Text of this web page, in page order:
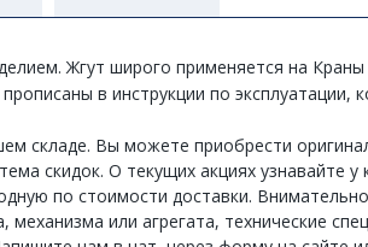
Жгут широго применяется на
в инструкции по эксплуатации,
складе. Вы можете приобрести
скидок. О текущих акциях узнавайте
по стоимости доставки.
механизма или агрегата, технические